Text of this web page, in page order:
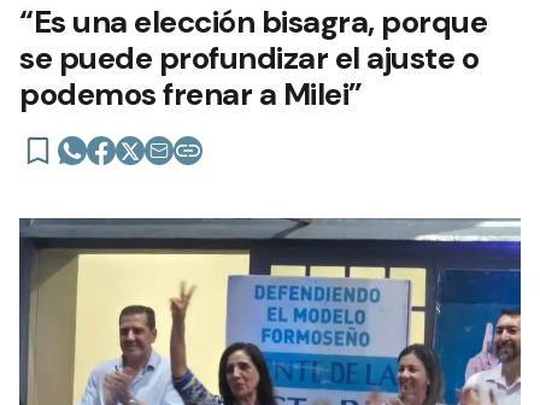
“Es una elección bisagra, porque
se puede profundizar el ajuste o
podemos frenar a Milei”